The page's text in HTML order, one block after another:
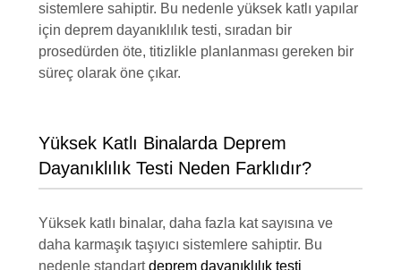
sistemlere sahiptir. Bu nedenle yüksek katlı yapılar
için deprem dayanıklılık testi, sıradan bir
prosedürden öte, titizlikle planlanması gereken bir
süreç olarak öne çıkar.
Yüksek Katlı Binalarda Deprem
Dayanıklılık Testi Neden Farklıdır?
Yüksek katlı binalar, daha fazla kat sayısına ve
daha karmaşık taşıyıcı sistemlere sahiptir. Bu
nedenle standartdeprem dayanıklılık testi